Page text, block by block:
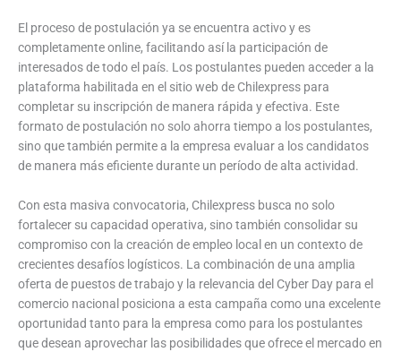
El proceso de postulación ya se encuentra activo y es
completamente online, facilitando así la participación de
interesados de todo el país. Los postulantes pueden acceder a la
plataforma habilitada en el sitio web de Chilexpress para
completar su inscripción de manera rápida y efectiva. Este
formato de postulación no solo ahorra tiempo a los postulantes,
sino que también permite a la empresa evaluar a los candidatos
de manera más eficiente durante un período de alta actividad.
Con esta masiva convocatoria, Chilexpress busca no solo
fortalecer su capacidad operativa, sino también consolidar su
compromiso con la creación de empleo local en un contexto de
crecientes desafíos logísticos. La combinación de una amplia
oferta de puestos de trabajo y la relevancia del Cyber Day para el
comercio nacional posiciona a esta campaña como una excelente
oportunidad tanto para la empresa como para los postulantes
que desean aprovechar las posibilidades que ofrece el mercado en